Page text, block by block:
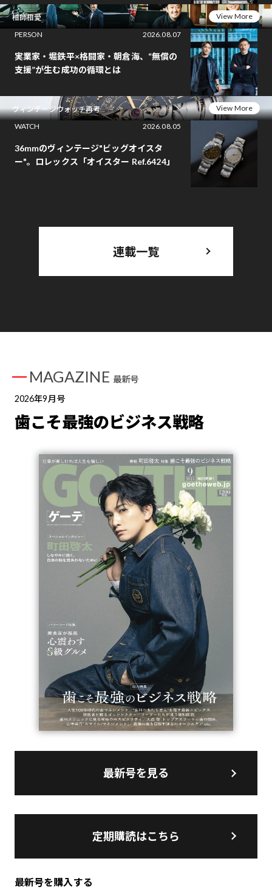
相師相愛
View More
PERSON
2026.08.07
実業家・堀鉄平×格闘家・朝倉海、“無償の
支援”が生む成功の循環とは
ヴィンテージウォッチ再考
View More
WATCH
2026.08.05
36mmのヴィンテージ"ビッグオイスタ
ー"。ロレックス「オイスター Ref.6424」
連載一覧
MAGAZINE 最新号
2026年9月号
歯こそ最強のビジネス戦略
最新号を見る
定期購読はこちら
最新号を購入する